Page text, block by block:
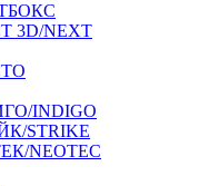
3D/NEXT
INDIGO
STRIKE
NEOTEC